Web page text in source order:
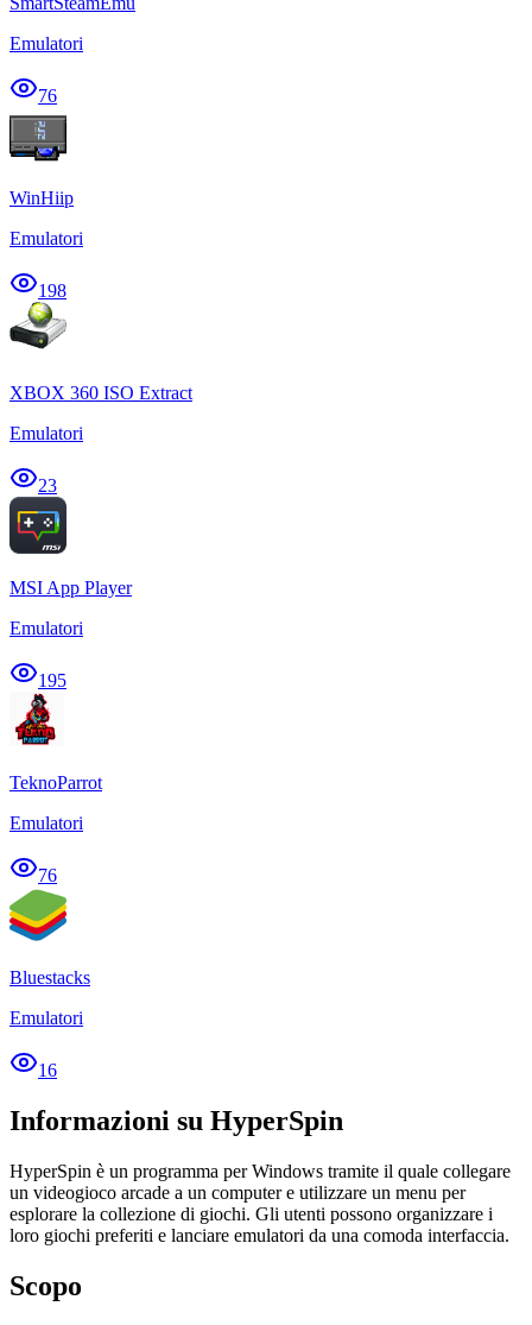
Emulatori
76
WinHiip
Emulatori
198
XBOX 360 ISO Extract
Emulatori
23
MSI App Player
Emulatori
195
TeknoParrot
Emulatori
76
Bluestacks
Emulatori
16
Informazioni su HyperSpin
HyperSpin è un programma per Windows tramite il quale collegare
un videogioco arcade a un computer e utilizzare un menu per
esplorare la collezione di giochi. Gli utenti possono organizzare i
loro giochi preferiti e lanciare emulatori da una comoda interfaccia.
Scopo